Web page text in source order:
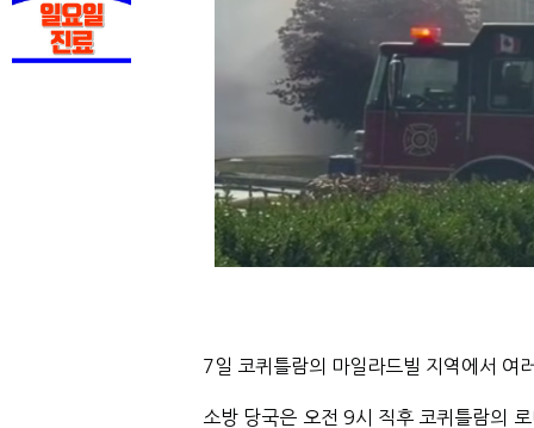
7일 코퀴틀람의 마일라드빌 지역에서 여
소방 당국은 오전 9시 직후 코퀴틀람의